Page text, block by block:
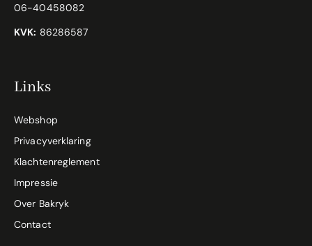
06-40458082
KVK: 86286587
Links
Webshop
Privacyverklaring
Klachtenreglement
Impressie
Over Bakryk
Contact